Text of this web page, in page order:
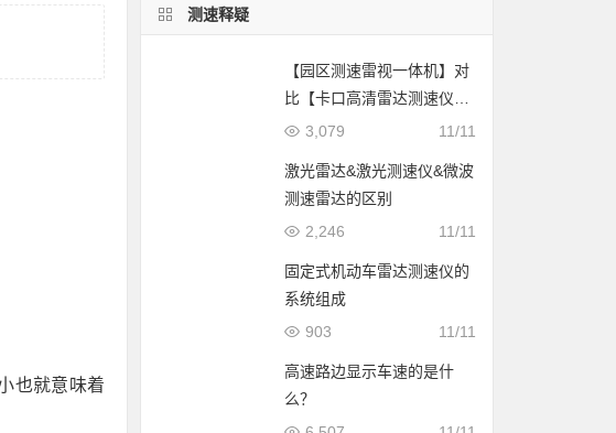
也就意味着
测速释疑
【园区测速雷视一体机】对
比【卡口高清雷达测速仪】
该如何选择？
11/11
3,079
激光雷达&激光测速仪&微波
测速雷达的区别
11/11
2,246
固定式机动车雷达测速仪的
系统组成
11/11
903
高速路边显示车速的是什
么？